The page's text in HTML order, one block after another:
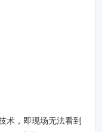
术，即现场无法看到